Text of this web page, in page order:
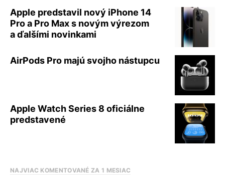
Apple predstavil nový iPhone 14
Pro a Pro Max s novým výrezom
a ďalšími novinkami
AirPods Pro majú svojho nástupcu
Apple Watch Series 8 oficiálne
predstavené
NAJVIAC KOMENTOVANÉ ZA 1 MESIAC